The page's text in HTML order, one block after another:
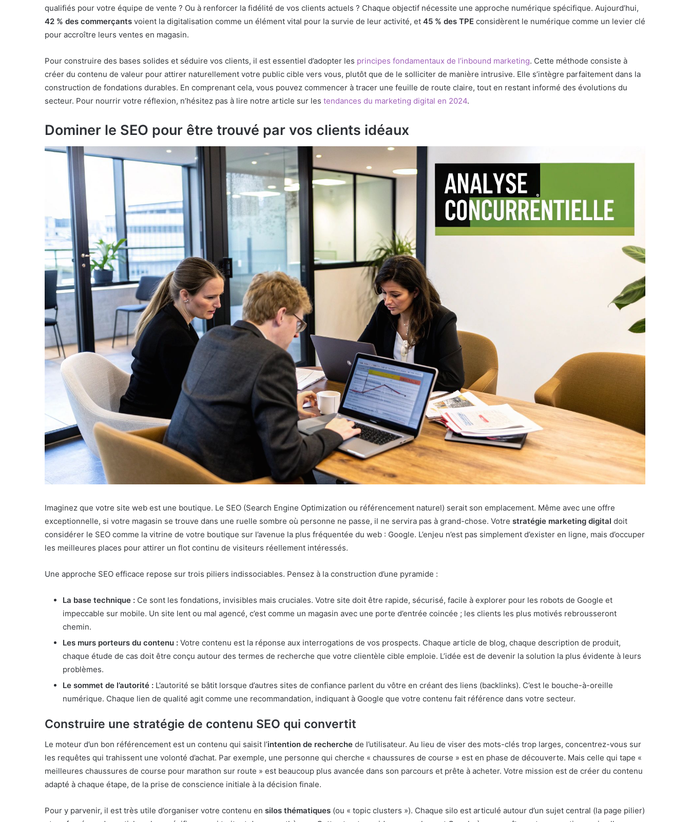
qualifiés pour votre équipe de vente ? Ou à renforcer la fidélité de vos clients actuels ? Chaque objectif nécessite une approche numérique spécifique. Aujourd’hui,
42 % des commerçants voient la digitalisation comme un élément vital pour la survie de leur activité, et 45 % des TPE considèrent le numérique comme un levier clé
pour accroître leurs ventes en magasin.
Pour construire des bases solides et séduire vos clients, il est essentiel d’adopter les principes fondamentaux de l’inbound marketing. Cette méthode consiste à
créer du contenu de valeur pour attirer naturellement votre public cible vers vous, plutôt que de le solliciter de manière intrusive. Elle s’intègre parfaitement dans la
construction de fondations durables. En comprenant cela, vous pouvez commencer à tracer une feuille de route claire, tout en restant informé des évolutions du
secteur. Pour nourrir votre réflexion, n’hésitez pas à lire notre article sur les tendances du marketing digital en 2024.
Dominer le SEO pour être trouvé par vos clients idéaux
Imaginez que votre site web est une boutique. Le SEO (Search Engine Optimization ou référencement naturel) serait son emplacement. Même avec une offre
exceptionnelle, si votre magasin se trouve dans une ruelle sombre où personne ne passe, il ne servira pas à grand-chose. Votre stratégie marketing digital doit
considérer le SEO comme la vitrine de votre boutique sur l’avenue la plus fréquentée du web : Google. L’enjeu n’est pas simplement d’exister en ligne, mais d’occuper
les meilleures places pour attirer un flot continu de visiteurs réellement intéressés.
Une approche SEO efficace repose sur trois piliers indissociables. Pensez à la construction d’une pyramide :
La base technique : Ce sont les fondations, invisibles mais cruciales. Votre site doit être rapide, sécurisé, facile à explorer pour les robots de Google et
impeccable sur mobile. Un site lent ou mal agencé, c’est comme un magasin avec une porte d’entrée coincée ; les clients les plus motivés rebrousseront
chemin.
Les murs porteurs du contenu : Votre contenu est la réponse aux interrogations de vos prospects. Chaque article de blog, chaque description de produit,
chaque étude de cas doit être conçu autour des termes de recherche que votre clientèle cible emploie. L’idée est de devenir la solution la plus évidente à leurs
problèmes.
Le sommet de l’autorité : L’autorité se bâtit lorsque d’autres sites de confiance parlent du vôtre en créant des liens (backlinks). C’est le bouche-à-oreille
numérique. Chaque lien de qualité agit comme une recommandation, indiquant à Google que votre contenu fait référence dans votre secteur.
Construire une stratégie de contenu SEO qui convertit
Le moteur d’un bon référencement est un contenu qui saisit l’intention de recherche de l’utilisateur. Au lieu de viser des mots-clés trop larges, concentrez-vous sur
les requêtes qui trahissent une volonté d’achat. Par exemple, une personne qui cherche « chaussures de course » est en phase de découverte. Mais celle qui tape «
meilleures chaussures de course pour marathon sur route » est beaucoup plus avancée dans son parcours et prête à acheter. Votre mission est de créer du contenu
adapté à chaque étape, de la prise de conscience initiale à la décision finale.
Pour y parvenir, il est très utile d’organiser votre contenu en silos thématiques (ou « topic clusters »). Chaque silo est articulé autour d’un sujet central (la page pilier)